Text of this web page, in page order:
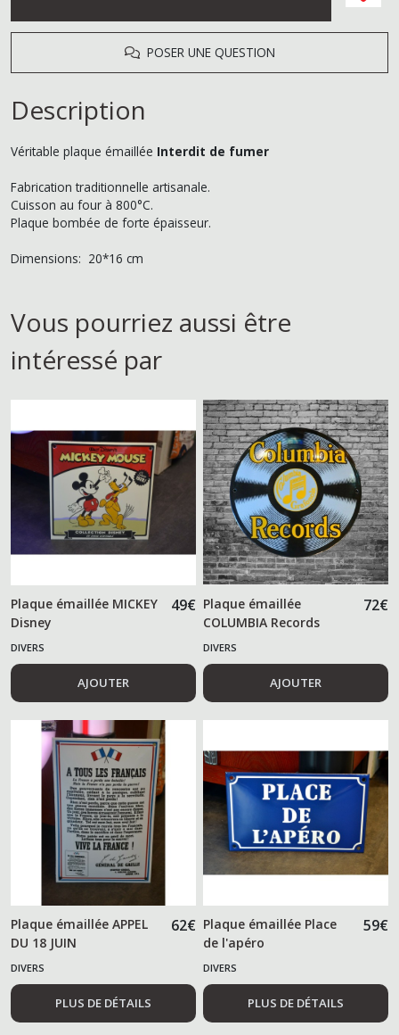
POSER UNE QUESTION
Description
Véritable plaque émaillée Interdit de fumer
Fabrication traditionnelle artisanale.
Cuisson au four à 800°C.
Plaque bombée de forte épaisseur.
Dimensions: 20*16 cm
Vous pourriez aussi être
intéressé par
Plaque émaillée MICKEY
Disney
49€
DIVERS
AJOUTER
Plaque émaillée
COLUMBIA Records
72€
DIVERS
AJOUTER
Plaque émaillée APPEL
DU 18 JUIN
62€
DIVERS
PLUS DE DÉTAILS
Plaque émaillée Place
de l'apéro
59€
DIVERS
PLUS DE DÉTAILS